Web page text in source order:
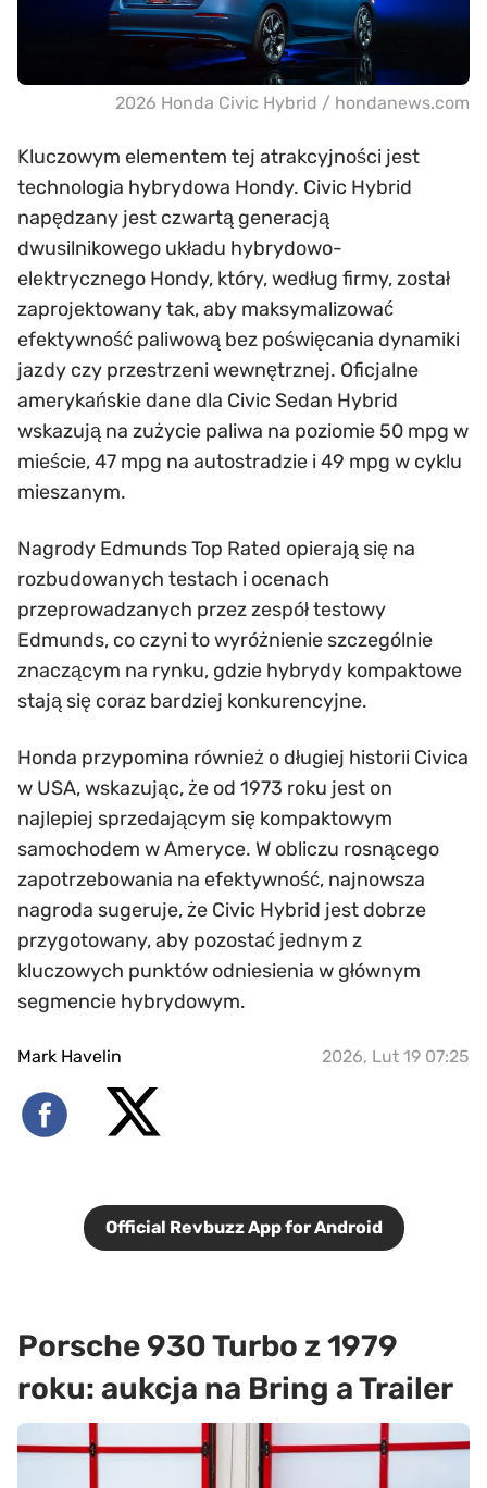
2026 Honda Civic Hybrid / hondanews.com
Kluczowym elementem tej atrakcyjności jest
technologia hybrydowa Hondy. Civic Hybrid
napędzany jest czwartą generacją
dwusilnikowego układu hybrydowo-
elektrycznego Hondy, który, według firmy, został
zaprojektowany tak, aby maksymalizować
efektywność paliwową bez poświęcania dynamiki
jazdy czy przestrzeni wewnętrznej. Oficjalne
amerykańskie dane dla Civic Sedan Hybrid
wskazują na zużycie paliwa na poziomie 50 mpg w
mieście, 47 mpg na autostradzie i 49 mpg w cyklu
mieszanym.
Nagrody Edmunds Top Rated opierają się na
rozbudowanych testach i ocenach
przeprowadzanych przez zespół testowy
Edmunds, co czyni to wyróżnienie szczególnie
znaczącym na rynku, gdzie hybrydy kompaktowe
stają się coraz bardziej konkurencyjne.
Honda przypomina również o długiej historii Civica
w USA, wskazując, że od 1973 roku jest on
najlepiej sprzedającym się kompaktowym
samochodem w Ameryce. W obliczu rosnącego
zapotrzebowania na efektywność, najnowsza
nagroda sugeruje, że Civic Hybrid jest dobrze
przygotowany, aby pozostać jednym z
kluczowych punktów odniesienia w głównym
segmencie hybrydowym.
Mark Havelin 2026, Lut 19 07:25
Official Revbuzz App for Android
Porsche 930 Turbo z 1979
roku: aukcja na Bring a Trailer